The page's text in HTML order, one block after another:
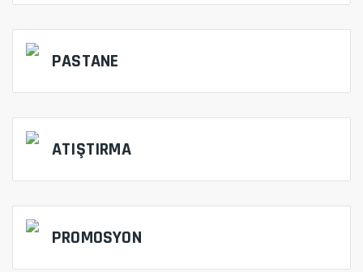
PASTANE
ATIŞTIRMA
PROMOSYON